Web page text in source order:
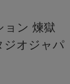
ョン 煉獄
ジオジャパ